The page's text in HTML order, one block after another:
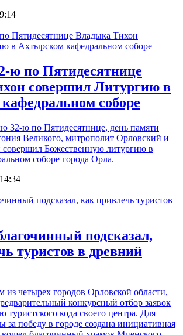
ю по Пятидесятнице
совершил Литургию в
соборе
32-ю по Пятидесятнице, день памяти
Великого, митрополит Орловский и
совершил Божественную литургию в
соборе города Орла.
подсказал,
туристов в древний
из четырех городов Орловской области,
конкурсный отбор заявок
туристского кода своего центра. Для
за победу в городе создана инициативная